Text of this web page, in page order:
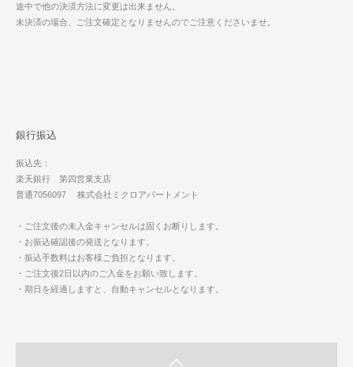
途中で他の決済方法に変更は出来ません。
未決済の場合、ご注文確定となりませんのでご注意くださいませ。
銀行振込
振込先：
楽天銀行 第四営業支店
普通7056097 株式会社ミクロアパートメント
・ご注文後の未入金キャンセルは固くお断りします。
・お振込確認後の発送となります。
・振込手数料はお客様ご負担となります。
・ご注文後2日以内のご入金をお願い致します。
・期日を経過しますと、自動キャンセルとなります。